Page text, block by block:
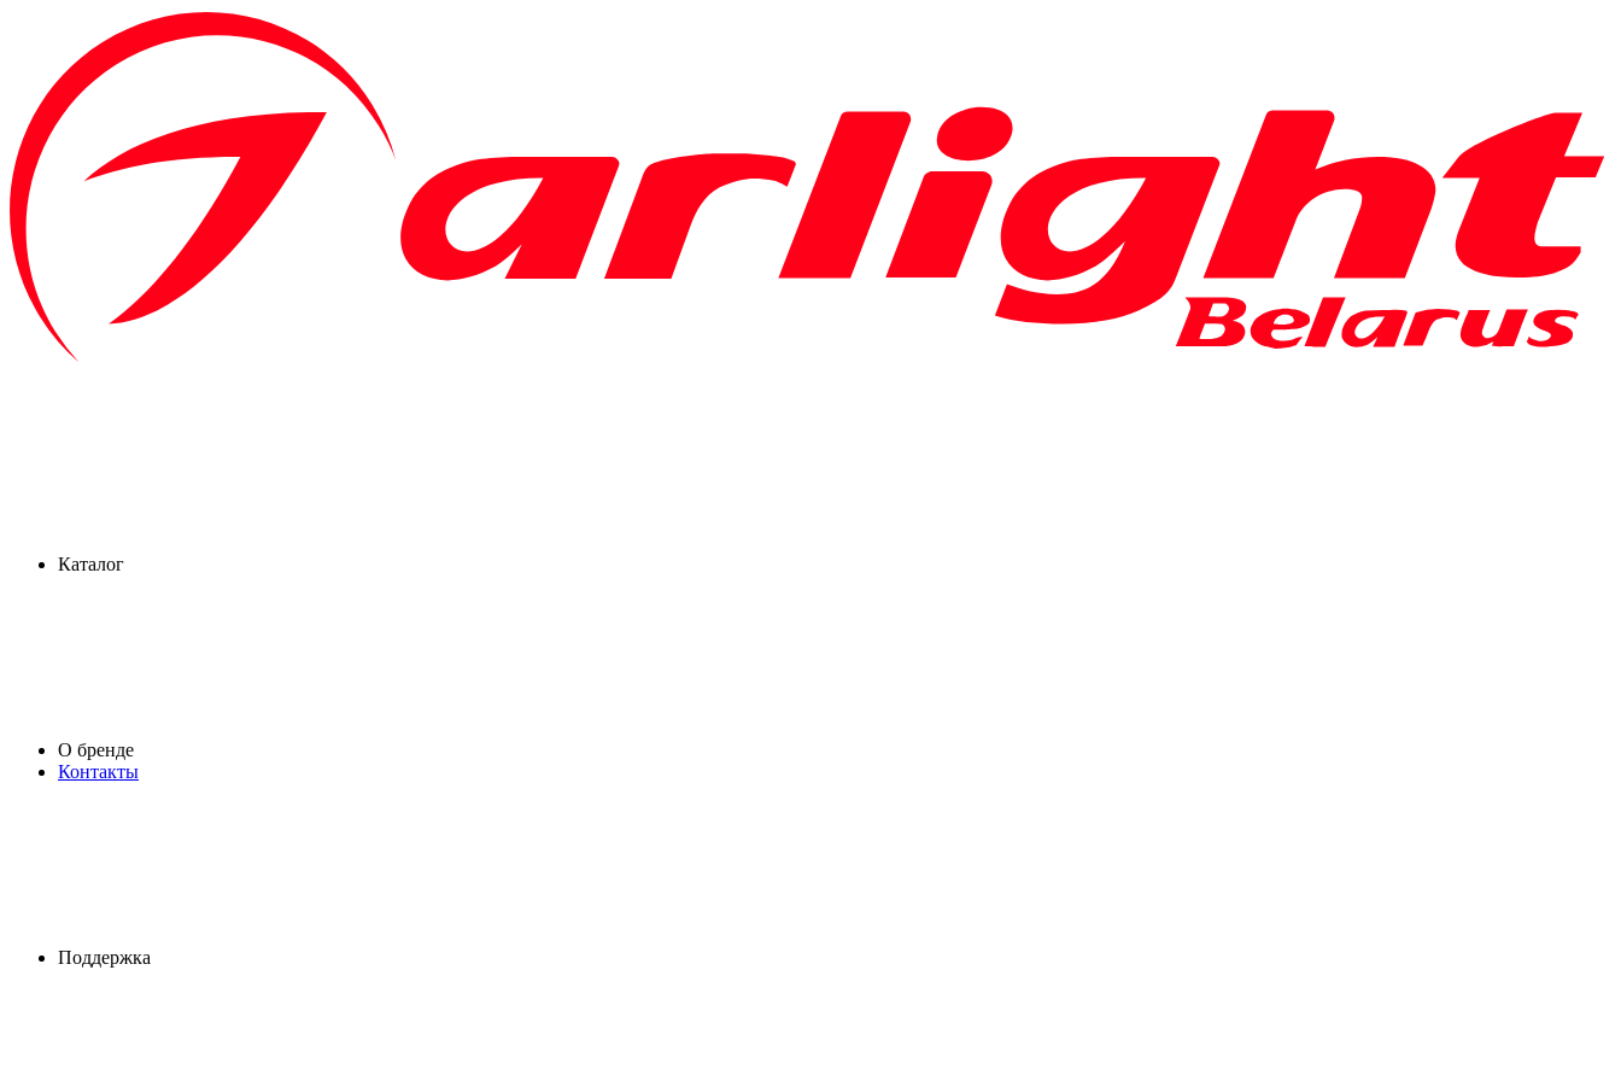
Каталог
О бренде
Контакты
Поддержка